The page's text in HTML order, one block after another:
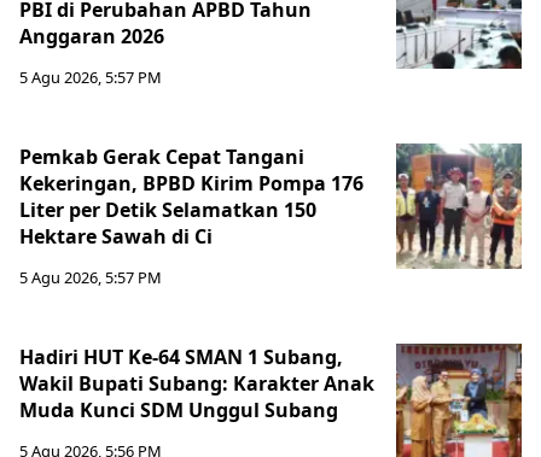
PBI di Perubahan APBD Tahun
Anggaran 2026
5 Agu 2026, 5:57 PM
Pemkab Gerak Cepat Tangani
Kekeringan, BPBD Kirim Pompa 176
Liter per Detik Selamatkan 150
Hektare Sawah di Ci
5 Agu 2026, 5:57 PM
Hadiri HUT Ke-64 SMAN 1 Subang,
Wakil Bupati Subang: Karakter Anak
Muda Kunci SDM Unggul Subang
5 Agu 2026, 5:56 PM